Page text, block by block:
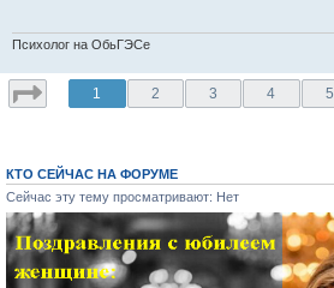
Психолог на ОбьГЭСе
1 2 3 4 5
КТО СЕЙЧАС НА ФОРУМЕ
Сейчас эту тему просматривают: Нет